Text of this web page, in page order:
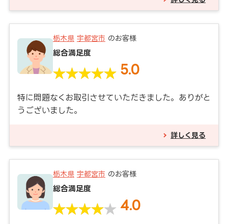
栃木県 宇都宮市 のお客様
総合満足度
5.0
特に問題なくお取引させていただきました。ありがと
うございました。
詳しく見る
栃木県 宇都宮市 のお客様
総合満足度
4.0